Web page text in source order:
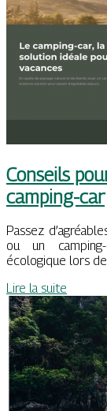
Conseils
camping-car
Passez
ou un
écologique lors
Lire la suite